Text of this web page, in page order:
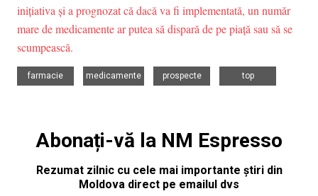
inițiativa și a prognozat că dacă va fi implementată, un număr
mare de medicamente ar putea să dispară de pe piață sau să se
scumpească.
farmacie
medicamente
prospecte
top
Abonați-vă la NM Espresso
Rezumat zilnic cu cele mai importante știri din
Moldova direct pe emailul dvs